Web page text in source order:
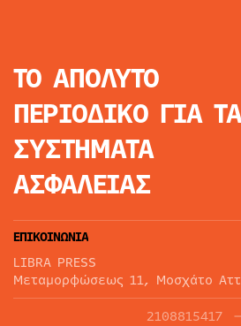
ΤΟ ΑΠΟΛΥΤΟ
ΠΕΡΙΟΔΙΚΟ ΓΙΑ ΤΑ
ΣΥΣΤΗΜΑΤΑ
ΑΣΦΑΛΕΙΑΣ
ΕΠΙΚΟΙΝΩΝΙΑ
LIBRA PRESS
Μεταμορφώσεως 11, Μοσχάτο
2108815417